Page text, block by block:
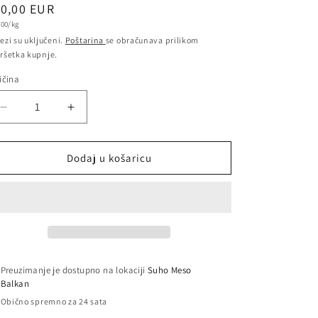
EUR
kg
su uključeni. Poštarina se obračunava prilikom
kupnje.
Smanji
količinu
proizvoda
ljuti
Povećaj
količinu
proizvoda
Bosanski
ljuti
Dodaj u košaricu
Preuzimanje je dostupno na lokaciji Suho Meso
Balkan
Obično spremno za 24 sata